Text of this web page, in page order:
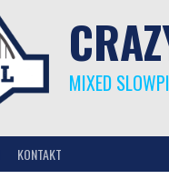
MIXED
KONTAKT